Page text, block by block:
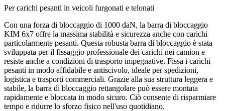
Per carichi pesanti in veicoli furgonati e telonati
Con una forza di bloccaggio di 1000 daN, la barra di bloccaggio
KIM 6x7 offre la massima stabilità e sicurezza anche con carichi
particolarmente pesanti. Questa robusta barra di bloccaggio è stata
sviluppata per il fissaggio professionale dei carichi nei camion e
resiste anche a condizioni di trasporto impegnative. Fissa i carichi
pesanti in modo affidabile e antiscivolo, ideale per spedizioni,
logistica e trasporti commerciali. Grazie alla sua struttura leggera e
stabile, la barra di bloccaggio rettangolare può essere montata
rapidamente e bloccata in modo sicuro. Ciò consente di risparmiare
tempo e ridurre lo sforzo fisico nell'uso quotidiano.